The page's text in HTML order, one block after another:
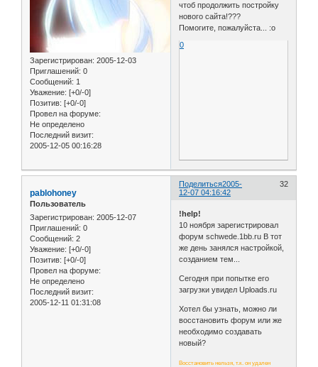
Зарегистрирован: 2005-12-03
Приглашений: 0
Сообщений: 1
Уважение: [+0/-0]
Позитив: [+0/-0]
Провел на форуме:
Не определено
Последний визит:
2005-12-05 00:16:28
чтоб продолжить постройку
нового сайта!???
Помогите, пожалуйста... :o
0
Поделиться 32
2005-
12-07 04:16:42
pablohoney
Пользователь
Зарегистрирован: 2005-12-07
Приглашений: 0
Сообщений: 2
Уважение: [+0/-0]
Позитив: [+0/-0]
Провел на форуме:
Не определено
Последний визит:
2005-12-11 01:31:08
!help!
10 ноября зарегистрировал
форум schwede.1bb.ru В тот
же день занялся настройкой,
созданием тем...
Сегодня при попытке его
загрузки увидел Uploads.ru
Хотел бы узнать, можно ли
восстановить форум или же
необходимо создавать
новый?
Восстановить нельзя, т.к. он удален